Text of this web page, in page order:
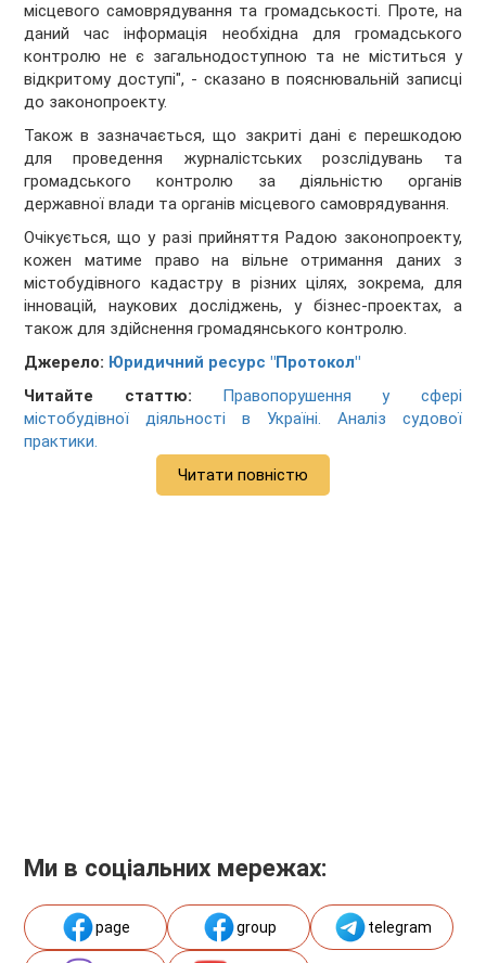
місцевого самоврядування та громадськості. Проте, на
даний час інформація необхідна для громадського
контролю не є загальнодоступною та не міститься у
відкритому доступі", - сказано в пояснювальній записці
до законопроекту.
Також в зазначається, що закриті дані є перешкодою
для проведення журналістських розслідувань та
громадського контролю за діяльністю органів
державної влади та органів місцевого самоврядування.
Очікується, що у разі прийняття Радою законопроекту,
кожен матиме право на вільне отримання даних з
містобудівного кадастру в різних цілях, зокрема, для
інновацій, наукових досліджень, у бізнес-проектах, а
також для здійснення громадянського контролю.
Джерело: Юридичний ресурс "Протокол"
Читайте статтю:
Правопорушення у сфері
містобудівної діяльності в Україні. Аналіз судової
практики.
Читати повністю
Ми в соціальних мережах:
page group telegram